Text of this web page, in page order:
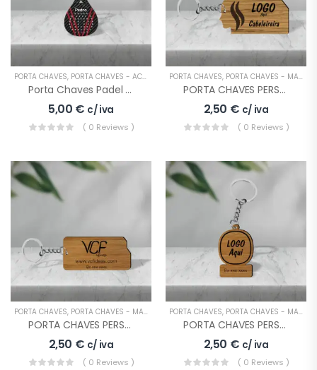
PORTA CHAVES, PORTA CHAVES - ACRÍLICO
Porta Chaves Padel Nome
5,00 € c/ iva
( 0 Reviews )
PORTA CHAVES, PORTA CHAVES - MADEIRA
PORTA CHAVES PERSONALIZADO EMPRESA Cabeleireiro
2,50 € c/ iva
( 0 Reviews )
PORTA CHAVES, PORTA CHAVES - MADEIRA
PORTA CHAVES PERSONALIZADO EMPRESA LOGO
2,50 € c/ iva
( 0 Reviews )
PORTA CHAVES, PORTA CHAVES - MADEIRA
PORTA CHAVES PERSONALIZADO EMPRESA LOGO 2
2,50 € c/ iva
( 0 Reviews )